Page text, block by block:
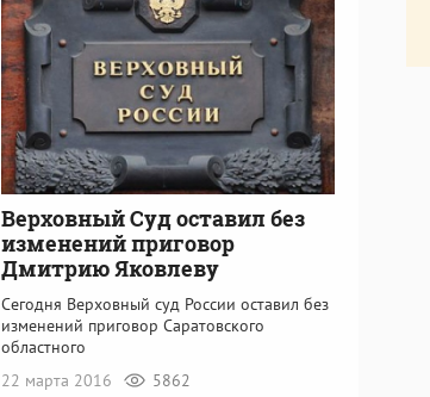
Верховный Суд оставил без
изменений приговор
Дмитрию Яковлеву
Сегодня Верховный суд России оставил без
изменений приговор Саратовского
областного
22 марта 2016
5862